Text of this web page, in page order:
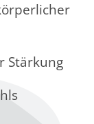
Stärkung